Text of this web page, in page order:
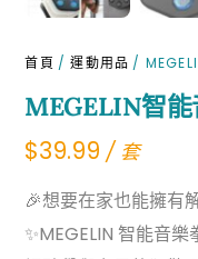
首頁 /運動用品 /
MEGELIN智
$39.99 / 套
🎉想要在家也能擁有
✨MEGELIN 智能音